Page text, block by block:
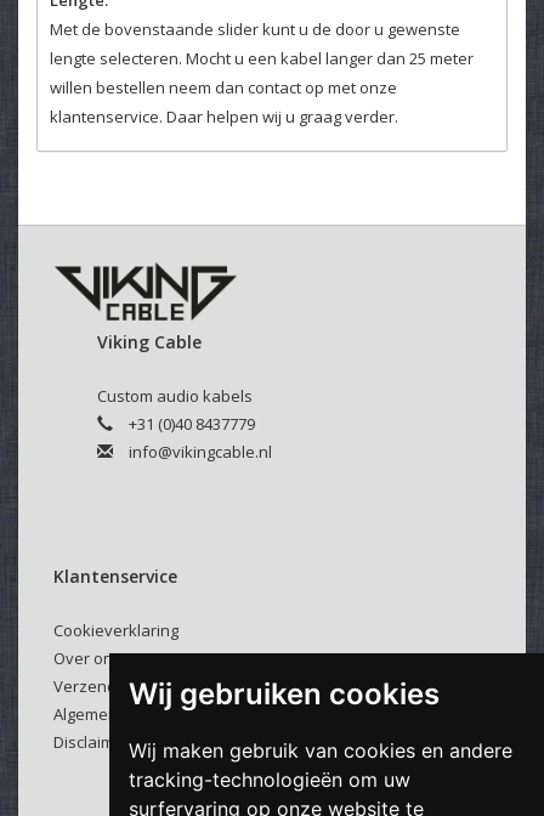
Wij gebruiken cookies
Wij maken gebruik van cookies en andere
tracking-technologieën om uw
surfervaring op onze website te
Met de bovenstaande slider kunt u de door u gewenste
lengte selecteren. Mocht u een kabel langer dan 25 meter
willen bestellen neem dan contact op met onze
klantenservice. Daar helpen wij u graag verder.
deze optie kunt u hierboven selecteren.
Velcro kabelbinder:
Selecteer hierboven of u een kabelbinder bij uw kabel
te gebruiken.
Viking Cable
Custom audio kabels
+31 (0)40 8437779
info@vikingcable.nl
Klantenservice
Cookieverklaring
Over ons
Verzenden & retourneren
Algemene voorwaarden
Disclaimer